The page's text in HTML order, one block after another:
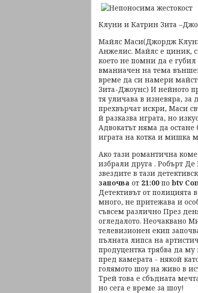
Клуни и Катрин Зита
Maйлс Маси(Джордж
Анжелис. Майлс е циник,
което не помни да е
вманиачен на тема
време да си намери
Зита-Джоунс) И нейното
тя уличава в изневяра,
прехвърчат искри, Маси
й разказва играта, но
Адвокатът няма да
играта на котка и мишка
Ако тази романтична
избрали друга . Робърт
звездите в тази
започва от 21:00 поbtv
Детективът от
много, не притежава и
съвсем различно През
огледалото. Неочаквано
телевизионен екип
пълната липса на
продуцентка трябва да
пред камерата - някой
голямото шоу на живо в
Трей това е сбъдната
но сега е време за шоу!